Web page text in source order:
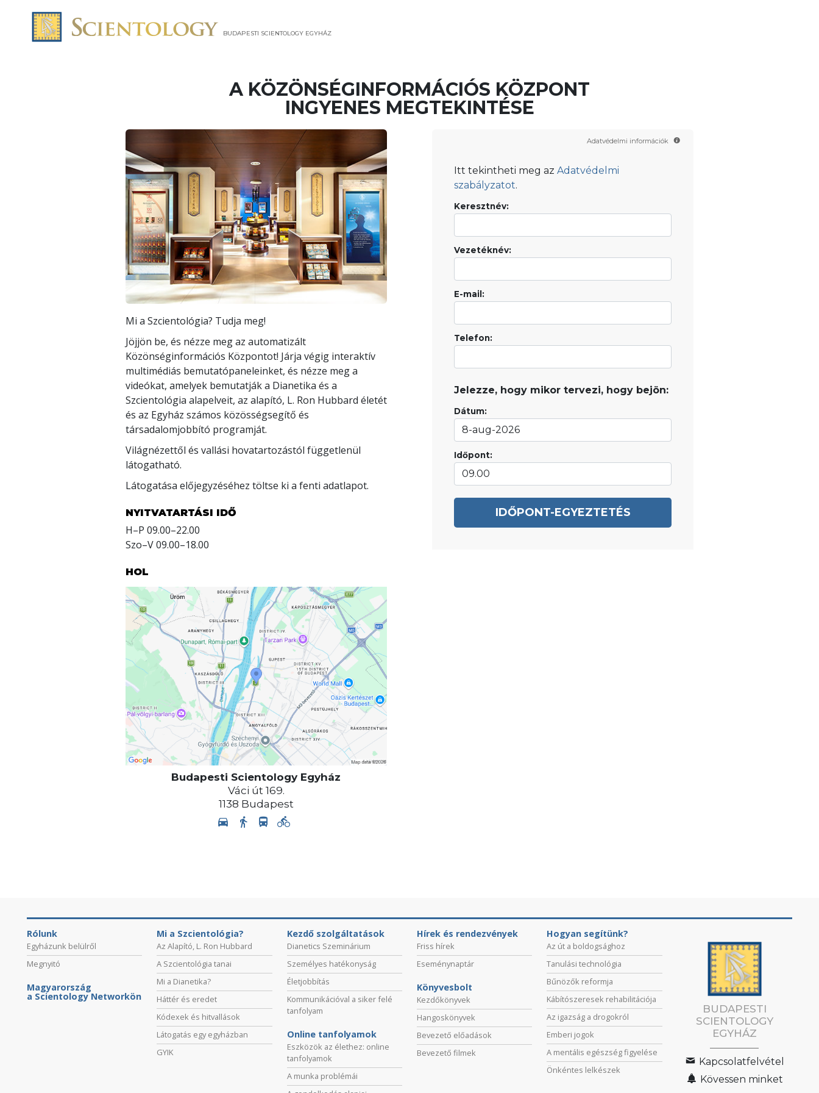
BUDAPESTI SCIENTOLOGY EGYHÁZ
A KÖZÖNSÉGINFORMÁCIÓS KÖZPONT
INGYENES MEGTEKINTÉSE
Mi a Szcientológia? Tudja meg!
Jöjjön be, és nézze meg az automatizált
Közönséginformációs Központot! Járja végig interaktív
multimédiás bemutatópaneleinket, és nézze meg a
videókat, amelyek bemutatják a Dianetika és a
Szcientológia alapelveit, az alapító, L. Ron Hubbard életét
és az Egyház számos közösségsegítő és
társadalomjobbító programját.
Világnézettől és vallási hovatartozástól függetlenül
látogatható.
Látogatása előjegyzéséhez töltse ki a fenti adatlapot.
NYITVATARTÁSI IDŐ
H–P 09.00–22.00
Szo–V09.00–18.00
HOL
Budapesti Scientology Egyház
Váci út 169.
1138 Budapest
Adatvédelmi információk
Itt tekintheti meg azAdatvédelmi
szabályzatot.
Keresztnév:
Vezetéknév:
E-mail:
Telefon:
Jelezze, hogy mikor tervezi, hogy bejön:
Dátum:
Időpont:
IDŐPONT-EGYEZTETÉS
Rólunk
Egyházunk belülről
Megnyitó
Magyarország
a Scientology Networkön
Mi a Szcientológia?
Az Alapító, L. Ron Hubbard
A Szcientológia tanai
Mi a Dianetika?
Háttér és eredet
Kódexek és hitvallások
Látogatás egy egyházban
GYIK
Kezdő szolgáltatások
Dianetics Szeminárium
Személyes hatékonyság
Életjobbítás
Kommunikációval a siker felé
tanfolyam
Online tanfolyamok
Eszközök az élethez: online
tanfolyamok
A munka problémái
Hírek és rendezvények
Friss hírek
Eseménynaptár
Könyvesbolt
Kezdőkönyvek
Hangoskönyvek
Bevezető előadások
Bevezető filmek
Hogyan segítünk?
Az út a boldogsághoz
Tanulási technológia
Bűnözők reformja
Kábítószeresek rehabilitációja
Az igazság a drogokról
Emberi jogok
A mentális egészség figyelése
Önkéntes lelkészek
BUDAPESTI
SCIENTOLOGY
EGYHÁZ
Kapcsolatfelvétel
Kövessen minket